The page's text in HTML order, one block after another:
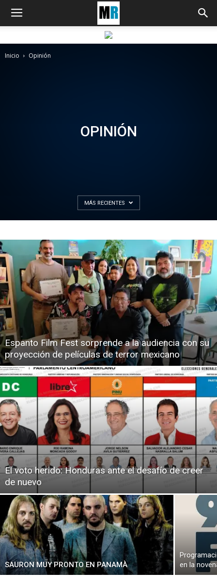
Inicio Opinión
OPINIÓN
MÁS RECIENTES
Espanto Film Fest sorprende a la audiencia con su
proyección de películas de terror mexicano
El voto herido: Honduras ante el desafío de creer
de nuevo
SAURON MUY PRONTO EN PANAMÀ
en la